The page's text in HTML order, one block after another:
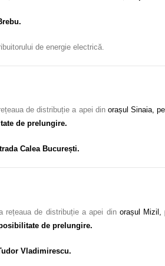
de energie electrică.
de distribuție a apei din orașul Sinaia,
de prelungire.
Calea București.
rețeaua de distribuție a apei din orașul Mizil,
de prelungire.
Vladimirescu.